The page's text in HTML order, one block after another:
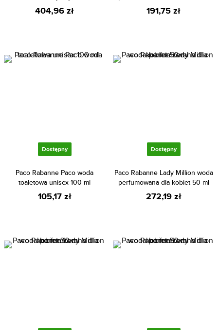
404,96 zł 191,75 zł
Dostępny
Paco Rabanne Paco woda
toaletowa unisex 100 ml
105,17 zł
Dostępny
Paco Rabanne Lady Million woda
perfumowana dla kobiet 50 ml
272,19 zł